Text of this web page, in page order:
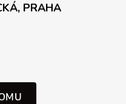
PRAHA